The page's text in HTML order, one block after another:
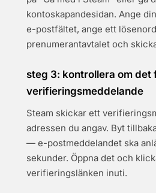
kontoskapandesidan. Ange
e-postfältet, ange ett
prenumerantavtalet och
steg 3: kontrollera om det
verifieringsmeddelande
Steam skickar ett
adressen du angav. Byt
— e-postmeddelandet ska
sekunder. Öppna det och
verifieringslänken inuti.